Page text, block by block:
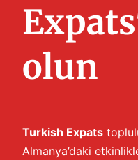
olun
Turkish Expats
Almanya’daki